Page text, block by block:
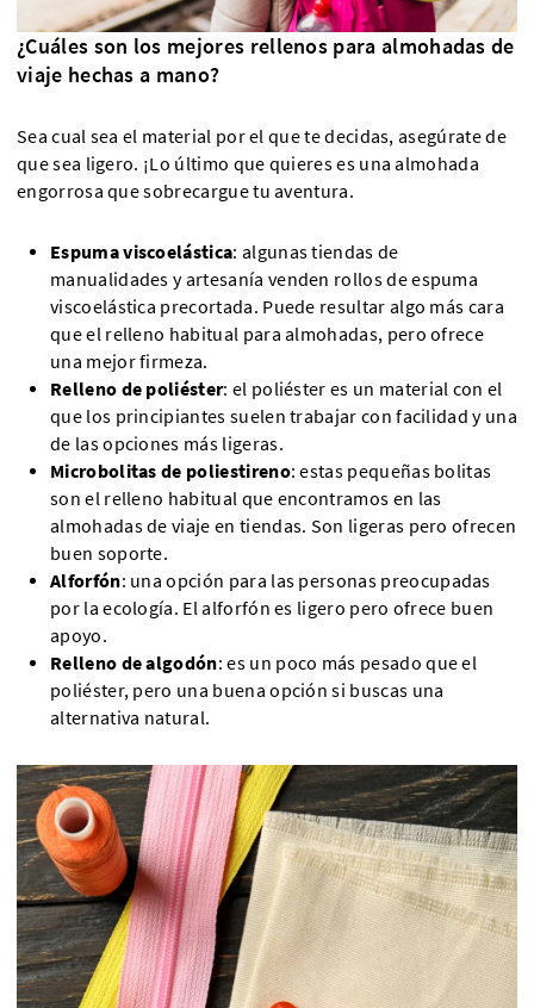
¿Cuáles son los mejores rellenos para almohadas de
viaje hechas a mano?
Sea cual sea el material por el que te decidas, asegúrate de
que sea ligero. ¡Lo último que quieres es una almohada
engorrosa que sobrecargue tu aventura.
Espuma viscoelástica: algunas tiendas de
manualidades y artesanía venden rollos de espuma
viscoelástica precortada. Puede resultar algo más cara
que el relleno habitual para almohadas, pero ofrece
una mejor firmeza.
Relleno de poliéster: el poliéster es un material con el
que los principiantes suelen trabajar con facilidad y una
de las opciones más ligeras.
Microbolitas de poliestireno: estas pequeñas bolitas
son el relleno habitual que encontramos en las
almohadas de viaje en tiendas. Son ligeras pero ofrecen
buen soporte.
Alforfón: una opción para las personas preocupadas
por la ecología. El alforfón es ligero pero ofrece buen
apoyo.
Relleno de algodón: es un poco más pesado que el
poliéster, pero una buena opción si buscas una
alternativa natural.